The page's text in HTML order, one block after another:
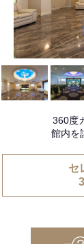
360度
館内を
セ